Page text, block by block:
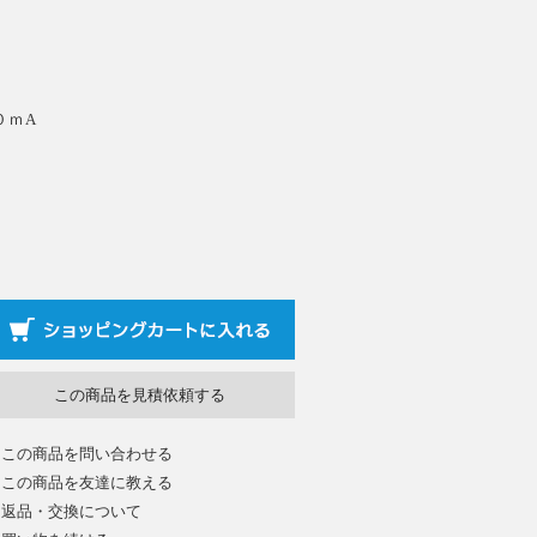
ｍA
この商品を見積依頼する
この商品を問い合わせる
この商品を友達に教える
返品・交換について